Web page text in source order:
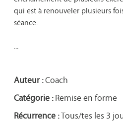
qui est à renouveler plusieurs
séance.
...
Auteur :Coach
Catégorie :Remise en forme
Récurrence :Tous/tes les 3